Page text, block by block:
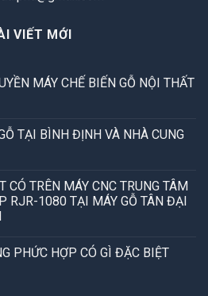
VIẾT MỚI
MÁY CHẾ BIẾN GỖ NỘI THẤT
TẠI BÌNH ĐỊNH VÀ NHÀ CUNG
CÓ TRÊN MÁY CNC TRUNG TÂM
RJR-1080 TẠI MÁY GỖ TÂN ĐẠI
PHỨC HỢP CÓ GÌ ĐẶC BIỆT